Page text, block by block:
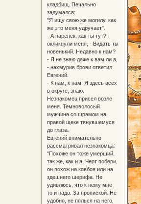
кладбищ. Печально
задумался:
"Я ищу свою же могилу, как
же это меня удручает".
- А паренек, как ты тут? -
окликнули меня, - Видать ты
новенький. Недавно к нам?
- Я не знаю даже к вам ли я,
- нахмурив брови ответил
Евгений.
- К нам, к нам. Я здесь всех
в округе, знаю.
Незнакомец присел возле
меня. Темноволосый
мужчина со шрамом на
правой щеке тянувшемуся
до глаза.
Евгений внимательно
рассматривал незнакомца:
"Похоже он тоже умерший,
так же, как и я. Черт побери,
он похож на ковбоя или на
здешнего шерифа. Не
удивлюсь, что к нему мне
то и надо. За пропиской. Не
удобно, не пялься на него,